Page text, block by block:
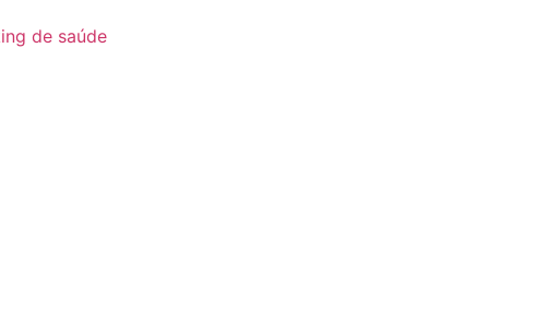
de saúde